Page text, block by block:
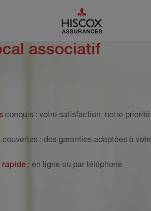
associatif
conquis : votre satisfaction, notre priorité
couvertes : des garanties adaptées à
rapide : en ligne ou par téléphone